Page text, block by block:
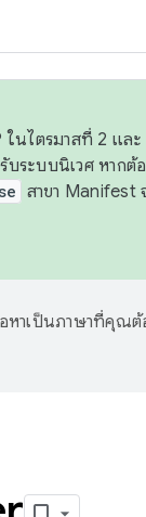
นไตรมาสที่ 2 แ
ะบบนิเวศ หากต้
สาขา Manifest
าเป็นภาษาที่คุณต้